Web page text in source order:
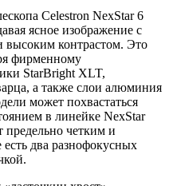
Celestron NexStar 6
ясное изображение с
высоким контрастом. Это
фирменному
StarBright XLT,
а также слои алюминия
может похвастаться
в линейке NexStar
предельно четким и
два разнофокусных